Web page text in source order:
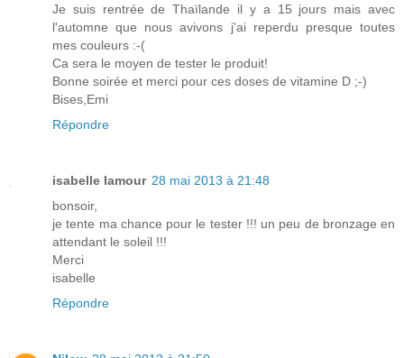
Je suis rentrée de Thaïlande il y a 15 jours mais avec
l'automne que nous avivons j'ai reperdu presque toutes
mes couleurs :-(
Ca sera le moyen de tester le produit!
Bonne soirée et merci pour ces doses de vitamine D ;-)
Bises,Emi
Répondre
isabelle lamour 28 mai 2013 à 21:48
bonsoir,
je tente ma chance pour le tester !!! un peu de bronzage en
attendant le soleil !!!
Merci
isabelle
Répondre